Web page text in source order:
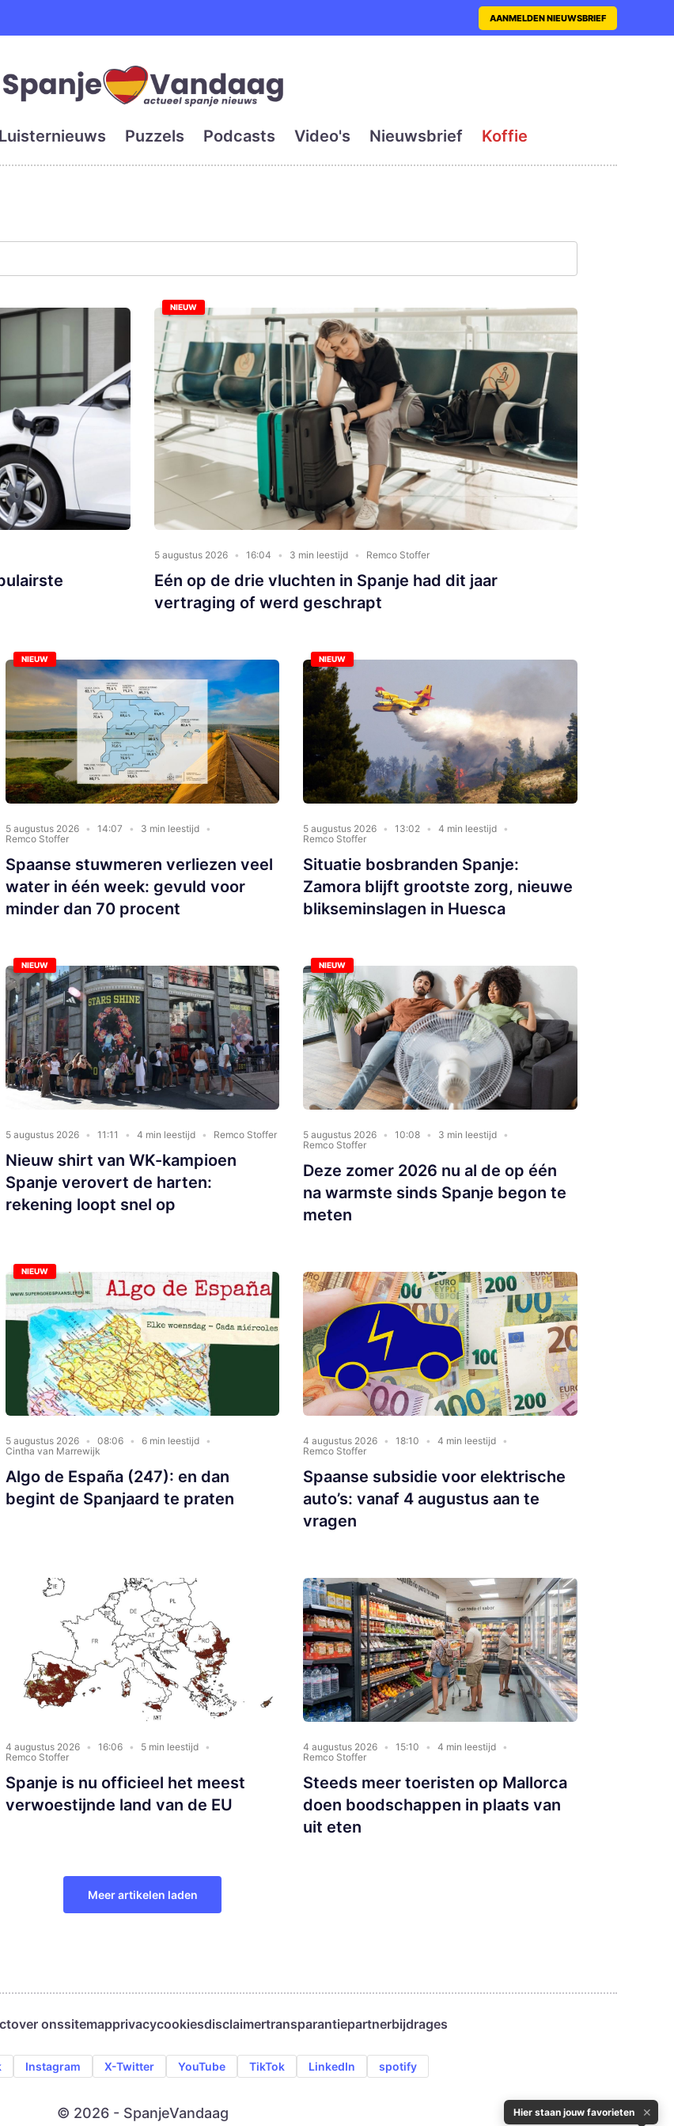
grootste digitale krant met actueel en
AANMELDEN NIEUWSBRIEF
Luisternieuws Puzzels Podcasts Video's Nieuwsbrief Koffie
NIEUW
5 augustus 2026 16:04 3 min leestijd Remco Stoffer
Eén op de drie vluchten in Spanje had dit jaar
vertraging of werd geschrapt
NIEUW
5 augustus 2026 14:07
3 min leestijd
Remco Stoffer
Spaanse stuwmeren verliezen veel
water in één week: gevuld voor
minder dan 70 procent
NIEUW
5 augustus 2026 13:02
4 min leestijd
Remco Stoffer
Situatie bosbranden Spanje:
Zamora blijft grootste zorg, nieuwe
blikseminslagen in Huesca
NIEUW
5 augustus 2026 11:11 4 min leestijd Remco Stoffer
Nieuw shirt van WK-kampioen
Spanje verovert de harten:
rekening loopt snel op
NIEUW
5 augustus 2026 10:08
3 min leestijd
Remco Stoffer
Deze zomer 2026 nu al de op één
na warmste sinds Spanje begon te
meten
NIEUW
5 augustus 2026 08:06
6 min leestijd
Cintha van Marrewijk
Algo de España (247): en dan
begint de Spanjaard te praten
4 augustus 2026 18:10
4 min leestijd
Remco Stoffer
Spaanse subsidie voor elektrische
auto’s: vanaf 4 augustus aan te
vragen
4 augustus 2026 16:06
5 min leestijd
Remco Stoffer
Spanje is nu officieel het meest
verwoestijnde land van de EU
4 augustus 2026 15:10
4 min leestijd
Remco Stoffer
Steeds meer toeristen op Mallorca
doen boodschappen in plaats van
uit eten
Meer artikelen laden
over onssitemapprivacycookiesdisclaimertransparantiepartnerbijdrages
Instagram X-Twitter YouTube TikTok LinkedIn spotify
© 2026 - SpanjeVandaag Hier staan jouw favorieten ✕